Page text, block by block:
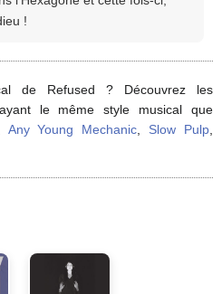
!
de Refused ? Découvrez les
le même style musical que
Any Young Mechanic Slow Pulp